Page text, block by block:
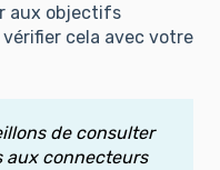
aux objectifs
vérifier cela avec votre
de consulter
aux connecteurs